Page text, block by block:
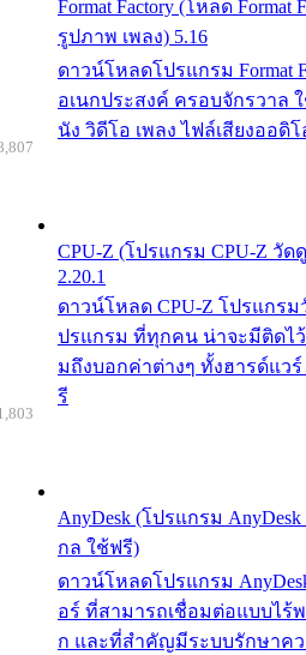
Format Factory (โหลด
รูปภาพ เพลง) 5.16
ดาวน์โหลดโปรแกรม Format
อเนกประสงค์ ครอบจักรวาล
นัง วิดีโอ เพลง ไฟล์เสียงออดิโ
CPU-Z (โปรแกรม CPU-Z วั
2.20.1
ดาวน์โหลด CPU-Z โปรแกรม
ปรแกรม ที่ทุกคน น่าจะมีติดไว้
มถึงบอกค่าต่างๆ ทั้งฮารด์แว
รี
AnyDesk (โปรแกรม
กล ใช้ฟรี)
ดาวน์โหลดโปรแกรม
อร์ ที่สามารถเชื่อมต่อแบบไร้
ก และที่สำคัญมีระบบรักษาค